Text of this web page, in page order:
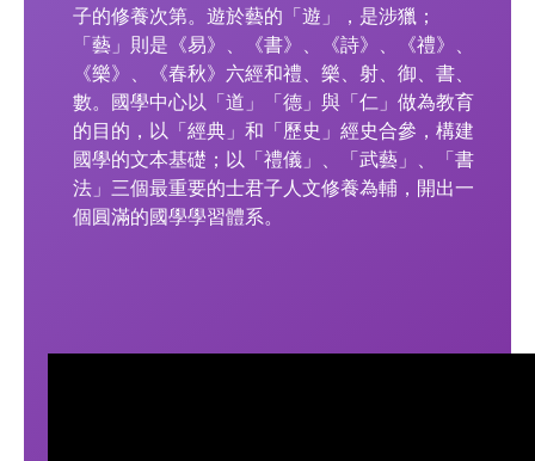
子的修養次第。遊於藝的「遊」，是涉獵；
「藝」則是《易》、《書》、《詩》、《禮》、
《樂》、《春秋》六經和禮、樂、射、御、書、
數。國學中心以「道」「德」與「仁」做為教育
的目的，以「經典」和「歷史」經史合參，構建
國學的文本基礎；以「禮儀」、「武藝」、「書
法」三個最重要的士君子人文修養為輔，開出一
個圓滿的國學學習體系。